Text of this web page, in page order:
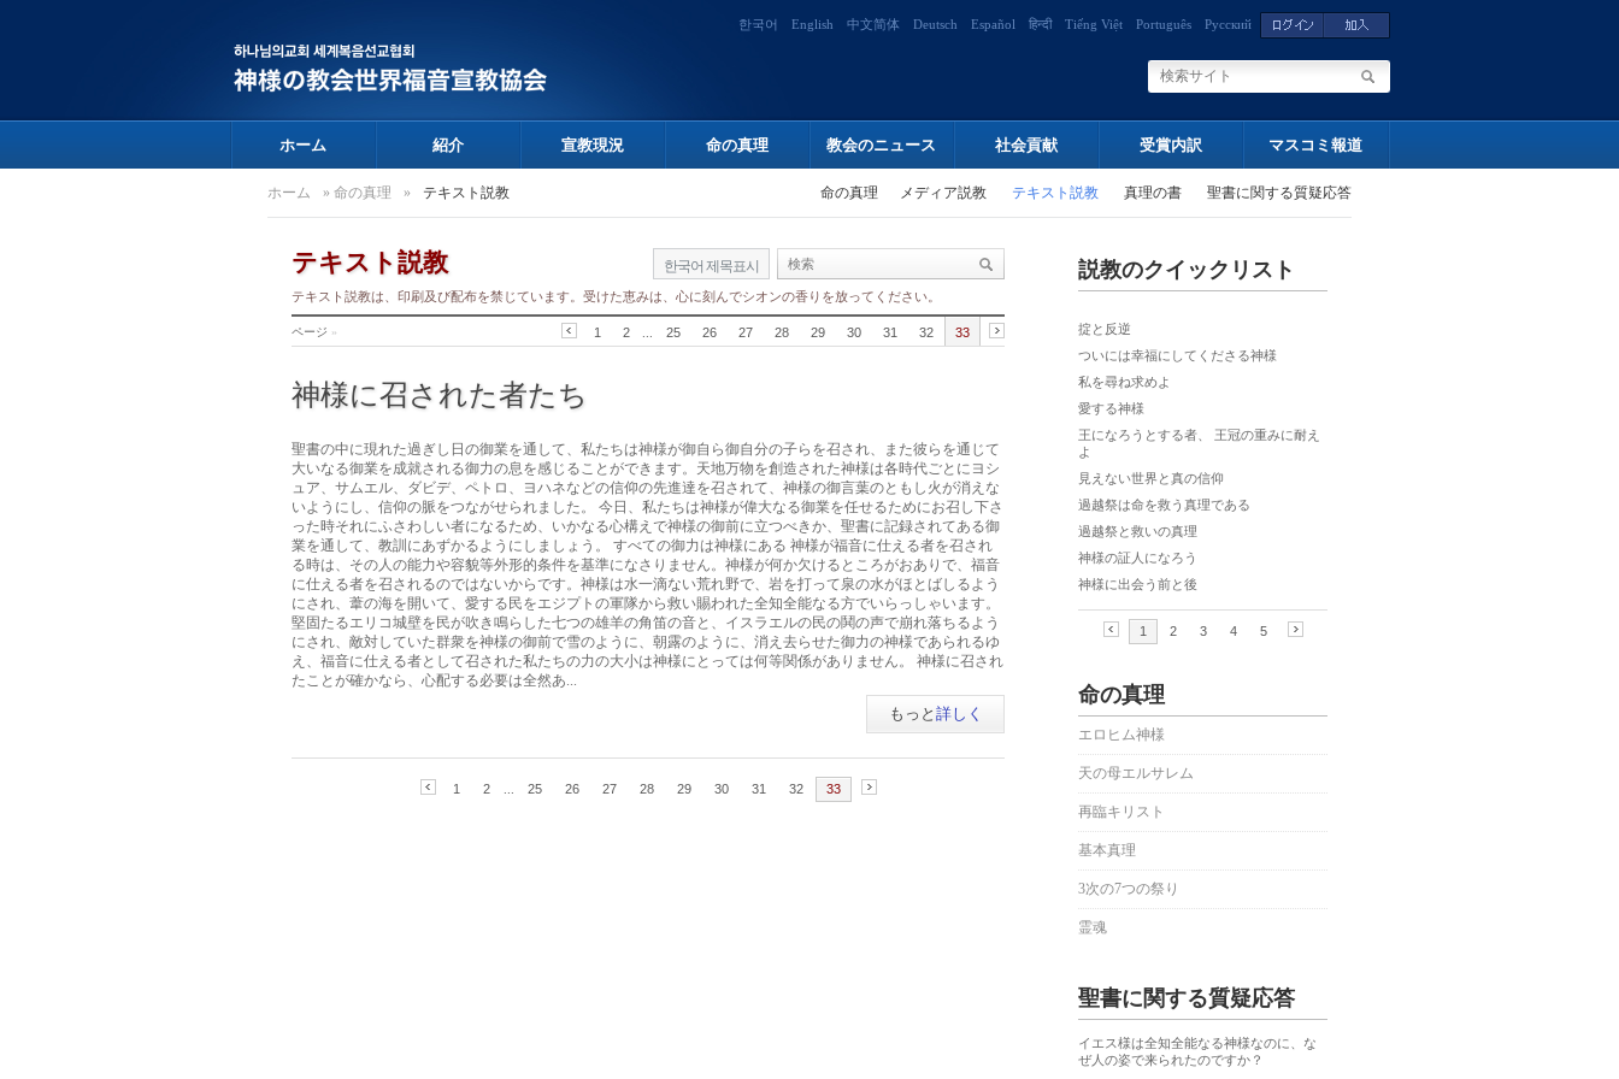
한국어 English 中文简体 Deutsch Español हिन्दी Tiếng Việt Português Русский
ホーム 紹介 宣教現況 命の真理 教会のニュース 社会貢献 受賞内訳 マスコミ報道
ホーム » 命の真理 » テキスト説教 命の真理 メディア説教 テキスト説教 真理の書 聖書に関する質疑応答
テキスト説教 한국어 제목표시
テキスト説教は、印刷及び配布を禁じています。受けた恵みは、心に刻んでシオンの香りを放ってください。
ページ » 1 2 25 26 27 28 29 30 31 32 33
神様に召された者たち
聖書の中に現れた過ぎし日の御業を通して、私たちは神様が御自ら御自分の子らを召され、また彼らを通じて
大いなる御業を成就される御力の息を感じることができます。天地万物を創造された神様は各時代ごとにヨシ
ュア、サムエル、ダビデ、ペトロ、ヨハネなどの信仰の先進達を召されて、神様の御言葉のともし火が消えな
いようにし、信仰の脈をつながせられました。 今日、私たちは神様が偉大なる御業を任せるためにお召し下さ
った時それにふさわしい者になるため、いかなる心構えで神様の御前に立つべきか、聖書に記録されてある御
業を通して、教訓にあずかるようにしましょう。 すべての御力は神様にある 神様が福音に仕える者を召され
る時は、その人の能力や容貌等外形的条件を基準になさりません。神様が何か欠けるところがおありで、福音
に仕える者を召されるのではないからです。神様は水一滴ない荒れ野で、岩を打って泉の水がほとばしるよう
にされ、葦の海を開いて、愛する民をエジプトの軍隊から救い賜われた全知全能なる方でいらっしゃいます。
堅固たるエリコ城壁を民が吹き鳴らした七つの雄羊の角笛の音と、イスラエルの民の鬨の声で崩れ落ちるよう
にされ、敵対していた群衆を神様の御前で雪のように、朝露のように、消え去らせた御力の神様であられるゆ
え、福音に仕える者として召された私たちの力の大小は神様にとっては何等関係がありません。 神様に召され
たことが確かなら、心配する必要は全然あ...
もっと 詳しく
1 2 25 26 27 28 29 30 31 32 33
命の真理
エロヒム神様
天の母エルサレム
再臨キリスト
基本真理
3次の7つの祭り
霊魂